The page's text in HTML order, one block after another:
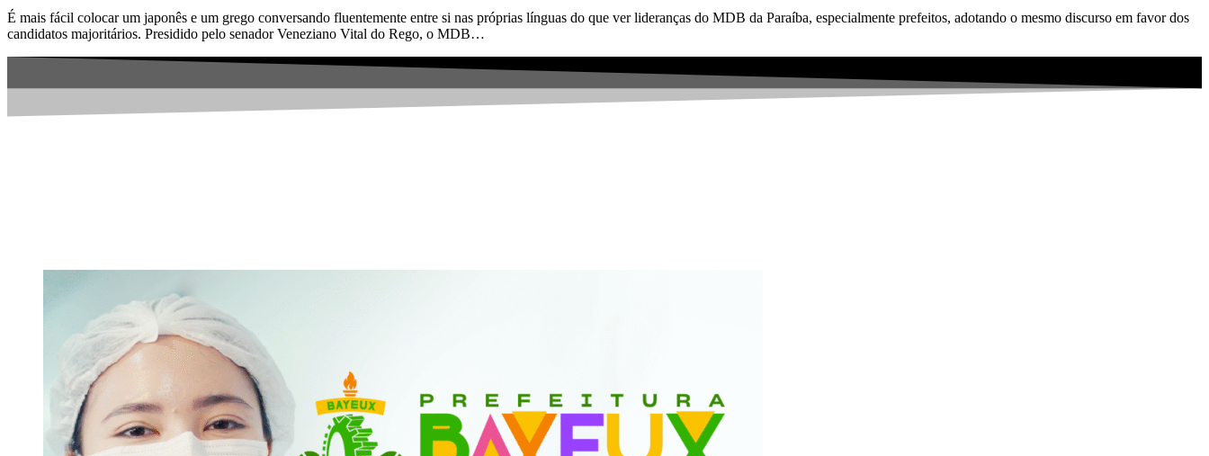
É mais fácil colocar um japonês e um grego conversando fluentemente entre si nas próprias línguas do que ver lideranças do MDB da Paraíba, especialmente prefeitos, adotando o mesmo discurso em favor dos
candidatos majoritários. Presidido pelo senador Veneziano Vital do Rego, o MDB…